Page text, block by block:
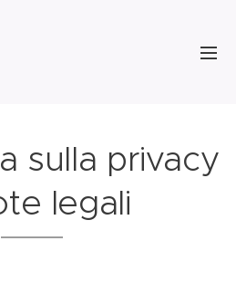
sulla privacy
legali